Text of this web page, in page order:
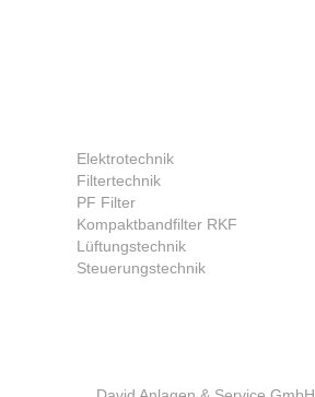
Elektrotechnik
Filtertechnik
PF Filter
Kompaktbandfilter RKF
Lüftungstechnik
Steuerungstechnik